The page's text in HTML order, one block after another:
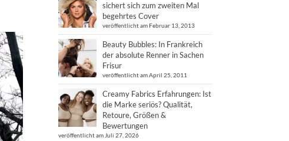
sichert sich zum zweiten Mal
begehrtes Cover
veröffentlicht am Februar 13, 2013
Beauty Bubbles: In Frankreich
der absolute Renner in Sachen
Frisur
veröffentlicht am April 25, 2011
Creamy Fabrics Erfahrungen: Ist
die Marke seriös? Qualität,
Retoure, Größen &
Bewertungen
veröffentlicht am Juli 27, 2026